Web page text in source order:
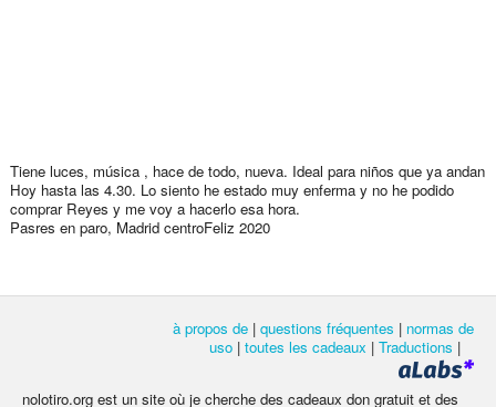
Tiene luces, música , hace de todo, nueva. Ideal para niños que ya andan
Hoy hasta las 4.30. Lo siento he estado muy enferma y no he podido
comprar Reyes y me voy a hacerlo esa hora.
Pasres en paro, Madrid centroFeliz 2020
à propos de | questions fréquentes | normas de
uso | toutes les cadeaux | Traductions |
nolotiro.org est un site où je cherche des cadeaux don gratuit et des